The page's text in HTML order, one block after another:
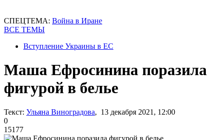
СПЕЦТЕМА: Война в Иране
ВСЕ ТЕМЫ
Вступление Украины в ЕС
Маша Ефросинина поразила
фигурой в белье
Текст: Ульяна Виноградова, 13 декабря 2021, 12:00
0
15177